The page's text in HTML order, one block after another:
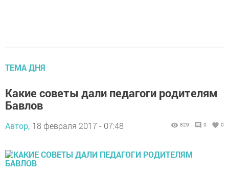
ТЕМА ДНЯ
Какие советы дали педагоги родителям
Бавлов
Автор, 18 февраля 2017 - 07:48 829 0 0